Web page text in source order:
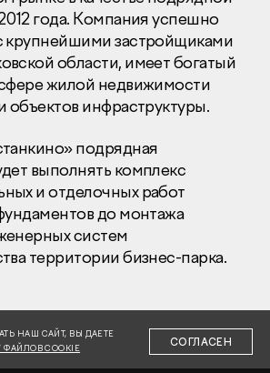
59
35
«Пионер»
года. Компания успешно
крупнейшими застройщиками
области, имеет богатый
жилой недвижимости
объектов инфраструктуры.
подрядная
выполнять комплекс
и отделочных работ
до монтажа
систем
территории бизнес-парка.
НАШ САЙТ, ВЫ ДАЕТЕ
COOKIE
СОГЛАСЕН